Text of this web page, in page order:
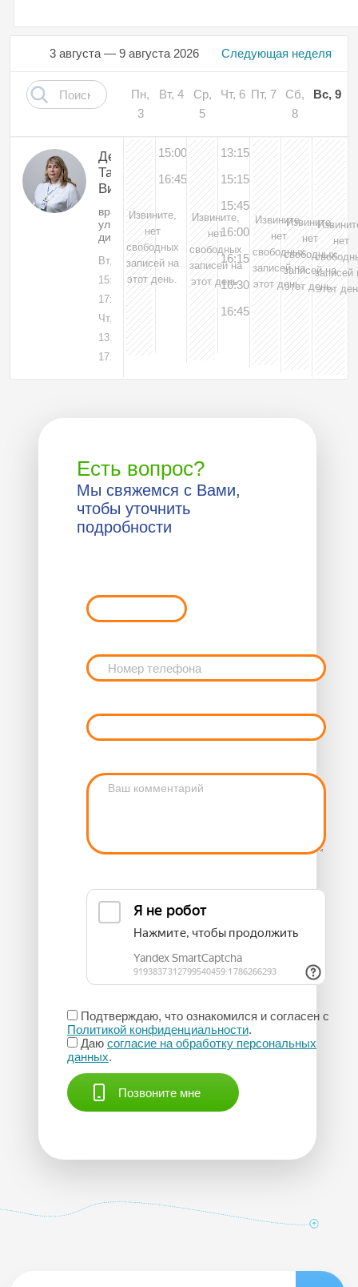
Следующая неделя
3 августа — 9 августа 2026
Пн,
3
Вт, 4
Ср,
5
Чт, 6 Пт, 7
Сб,
8
Вс, 9
Деревянко
Татьяна
Викторовна
врач
ультразвуковой
диагностики
Вт, 04
15:00-
17:00
Чт, 06
13:15-
17:00
Извините,
нет
свободных
записей на
этот день.
15:00
16:45
Извините,
нет
свободных
записей на
этот день.
13:15
15:15
15:45
16:00
16:15
16:30
16:45
Извините,
нет
свободных
записей на
этот день.
Извините,
нет
свободных
записей на
этот день.
нет
записей
этот
Есть вопрос?
Мы свяжемся с Вами,
чтобы уточнить
подробности
Подтверждаю, что ознакомился и согласен с
Политикой конфиденциальности.
Даю согласие на обработку персональных
данных.
Позвоните мне